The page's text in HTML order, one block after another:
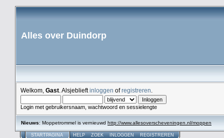
Alles over Duindorp
Welkom, Gast . Alsjeblieftinloggen ofregistreren
Login met gebruikersnaam, wachtwoord en sessielengte
Nieuws: Moppetrommel is vernieuwd http://www.allesoverscheveningen.nl/moppen
STARTPAGINA HELP ZOEK INLOGGEN REGISTREREN